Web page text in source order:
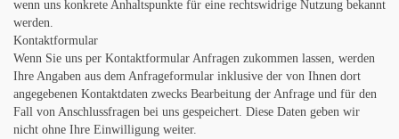
wenn uns konkrete Anhaltspunkte für eine rechtswidrige Nutzung bekannt
werden.
Kontaktformular
Wenn Sie uns per Kontaktformular Anfragen zukommen lassen, werden
Ihre Angaben aus dem Anfrageformular inklusive der von Ihnen dort
angegebenen Kontaktdaten zwecks Bearbeitung der Anfrage und für den
Fall von Anschlussfragen bei uns gespeichert. Diese Daten geben wir
nicht ohne Ihre Einwilligung weiter.